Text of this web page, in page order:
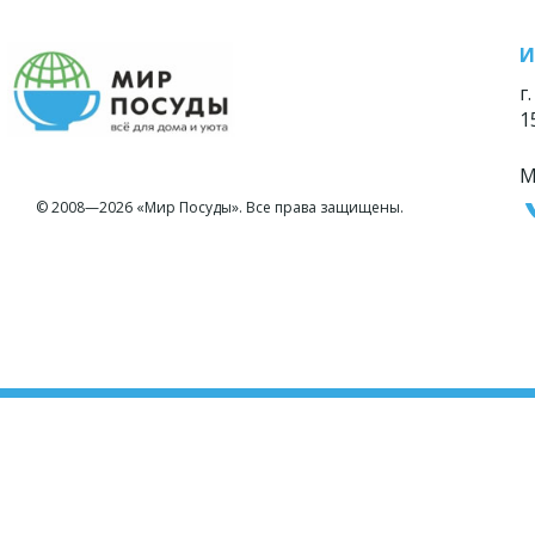
© 2008—2026 «Мир Посуды». Все права защищены.